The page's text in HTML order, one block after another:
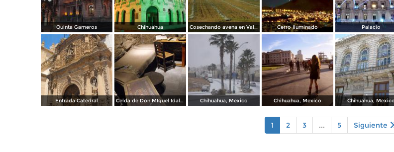
Quinta Gameros Chihuahua Cosechando avena en Valles de Chihuahua Cerro Iluminado Palacio
Entrada Catedral Celda de Don MIguel Idalgo y Costilla Chihuahua, Mexico Chihuahua, Mexico Chihuahua, Mexico
1 2 3 ... 5 Siguiente